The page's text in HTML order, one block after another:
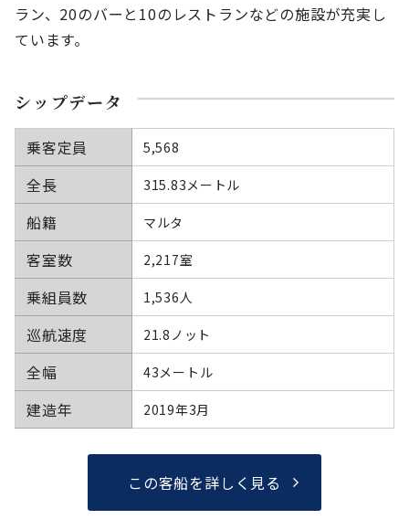
ラン、20のバーと10のレストランなどの施設が充実し
ています。
シップデータ
乗客定員 5,568
全長 315.83メートル
船籍 マルタ
客室数 2,217室
乗組員数 1,536人
巡航速度 21.8ノット
全幅 43メートル
建造年 2019年3月
この客船を詳しく見る